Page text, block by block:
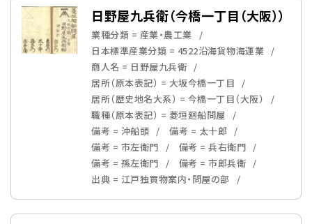
日野屋九兵衛（今橋一丁目（大阪））
業種分類 = 産業・農工業
日本標準産業分類 = 4522沿海貨物海運業
商人名 = 日野屋九兵衛
居所（原本表記） = 大坂今橋一丁目
居所（歴史地名大系） = 今橋一丁目（大阪）
職種（原本表記） = 菱垣廻船問屋
備考 = 沖船頭
備考 = 太十郎
備考 = 市左衛門
備考 = 兵右衛門
備考 = 孫左衛門
備考 = 市郎兵衛
出典 = 江戸独買物案内・問屋の部